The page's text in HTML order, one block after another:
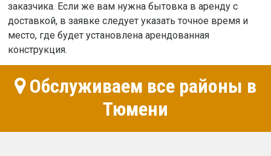
заказчика. Если же вам нужна бытовка в аренду с
доставкой, в заявке следует указать точное время и
место, где будет установлена арендованная
конструкция.
Обслуживаем все районы в
Тюмени